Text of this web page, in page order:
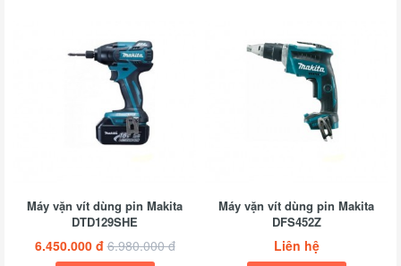
Máy vặn vít dùng pin Makita
DTD129SHE
6.450.000 đ 6.980.000 đ
Máy vặn vít dùng pin Makita
DFS452Z
Liên hệ